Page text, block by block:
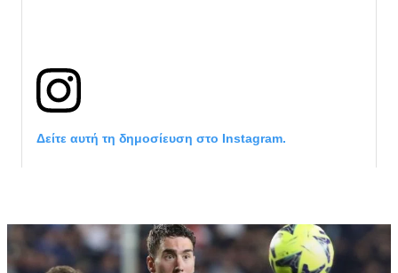
Δείτε αυτή τη δημοσίευση στο Instagram.